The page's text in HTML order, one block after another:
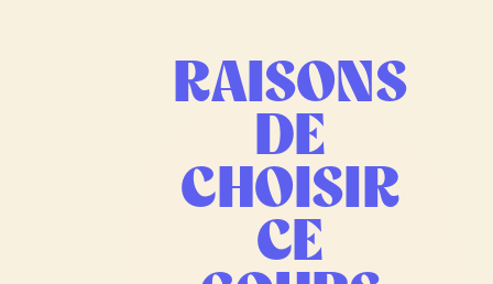
RAISONS
DE
CHOISIR
CE